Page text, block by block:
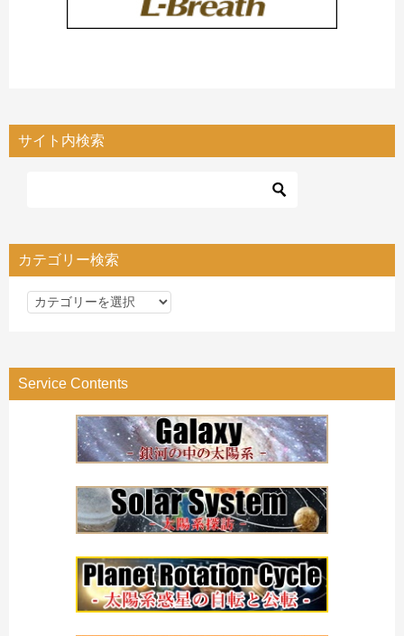
サイト内検索
カテゴリー検索
カ
リ
ー
Service Contents